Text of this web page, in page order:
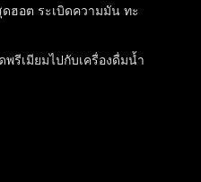
ฮอต ระเบิดความมัน ทะ
รีเมียมไปกับเครื่องดื่มน้ำ